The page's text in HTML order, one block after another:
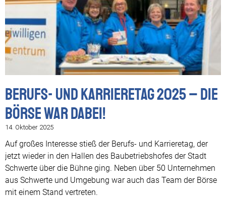
Berufs- und Karrieretag 2025 – Die
Börse war dabei!
14. Oktober 2025
Auf großes Interesse stieß der Berufs- und Karrieretag, der
jetzt wieder in den Hallen des Baubetriebshofes der Stadt
Schwerte über die Bühne ging. Neben über 50 Unternehmen
aus Schwerte und Umgebung war auch das Team der Börse
mit einem Stand vertreten.